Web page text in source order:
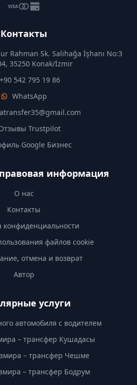
Контакты
Rahman Sk. Salihağa İşhanı No:3
35250 Konak/İzmir
+90 542 795 19 86
WhatsApp
Trustpilot
Google Бизнес
информация
О нас
Контакты
конфиденциальности
файлов cookie
отмена и возврат
Автор
услуги
автомобиля с водителем
– трансфер Кушадасы
– трансфер Чешме
– трансфер Бодрум